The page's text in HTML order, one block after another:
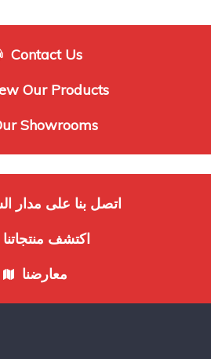
Contact Us
Our Products
Showrooms
اتصل بنا على مدار
اكتشف منتجاتنا
معارضنا